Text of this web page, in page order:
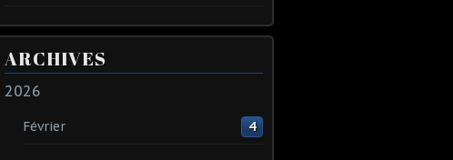
ARCHIVES
2026
Février 4